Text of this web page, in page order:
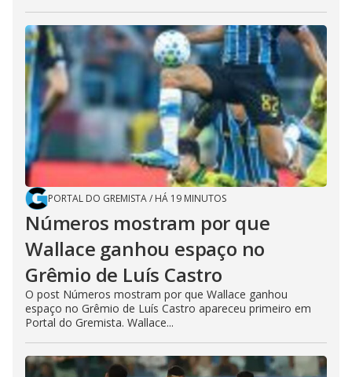
PORTAL DO GREMISTA/ HÁ 19 MINUTOS
Números mostram por que
Wallace ganhou espaço no
Grêmio de Luís Castro
O post Números mostram por que Wallace ganhou
espaço no Grêmio de Luís Castro apareceu primeiro em
Portal do Gremista. Wallace...